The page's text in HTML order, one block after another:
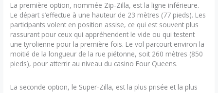
La première option, nommée Zip-Zilla, est la ligne inférieure.
Le départ s’effectue à une hauteur de 23 mètres (77 pieds). Les
participants volent en position assise, ce qui est souvent plus
rassurant pour ceux qui appréhendent le vide ou qui testent
une tyrolienne pour la première fois. Le vol parcourt environ la
moitié de la longueur de la rue piétonne, soit 260 mètres (850
pieds), pour atterrir au niveau du casino Four Queens.
La seconde option, le Super-Zilla, est la plus prisée et la plus